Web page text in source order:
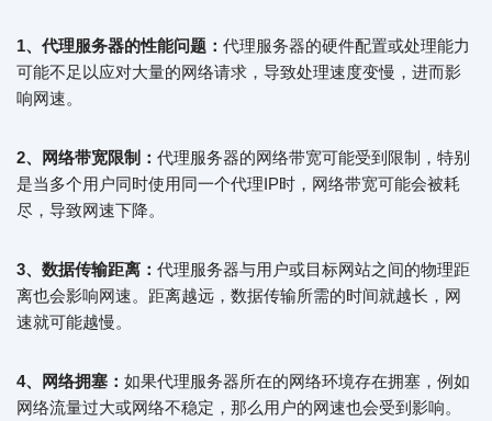
1、代理服务器的性能问题： 代理服务器的硬件配置或处理能力
可能不足以应对大量的网络请求，导致处理速度变慢，进而影
响网速。
2、网络带宽限制： 代理服务器的网络带宽可能受到限制，特别
是当多个用户同时使用同一个代理IP时，网络带宽可能会被耗
尽，导致网速下降。
3、数据传输距离： 代理服务器与用户或目标网站之间的物理距
离也会影响网速。距离越远，数据传输所需的时间就越长，网
速就可能越慢。
4、网络拥塞： 如果代理服务器所在的网络环境存在拥塞，例如
网络流量过大或网络不稳定，那么用户的网速也会受到影响。